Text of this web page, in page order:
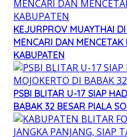
KEJURPROV MUAYTHAI
MENCARI DAN
KABUPATEN
PSBI BLITAR U-17 SIAP
BABAK 32 BESAR PIALA